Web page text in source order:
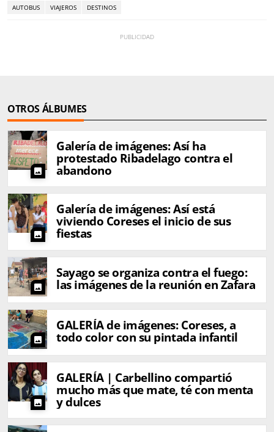
AUTOBUS VIAJEROS DESTINOS
OTROS ÁLBUMES
photo
Galería de imágenes: Así ha
protestado Ribadelago contra el
abandono
photo
Galería de imágenes: Así está
viviendo Coreses el inicio de sus
fiestas
photo
Sayago se organiza contra el fuego:
las imágenes de la reunión en Zafara
photo
GALERÍA de imágenes: Coreses, a
todo color con su pintada infantil
photo
GALERÍA | Carbellino compartió
mucho más que mate, té con menta
y dulces